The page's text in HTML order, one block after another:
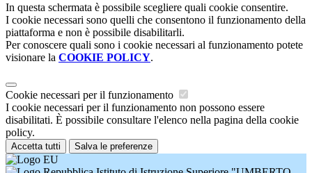
In questa schermata è possibile scegliere quali cookie consentire.
I cookie necessari sono quelli che consentono il funzionamento della
piattaforma e non è possibile disabilitarli.
Per conoscere quali sono i cookie necessari al funzionamento potete
visionare la COOKIE POLICY.
Cookie necessari per il funzionamento
I cookie necessari per il funzionamento non possono essere
disabilitati. È possibile consultare l'elenco nella pagina della cookie
policy.
Accetta tutti Salva le preferenze